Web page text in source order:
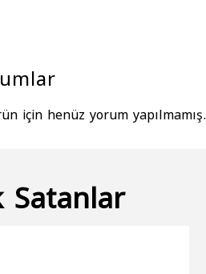
için henüz yorum yapılmamış.
Satanlar